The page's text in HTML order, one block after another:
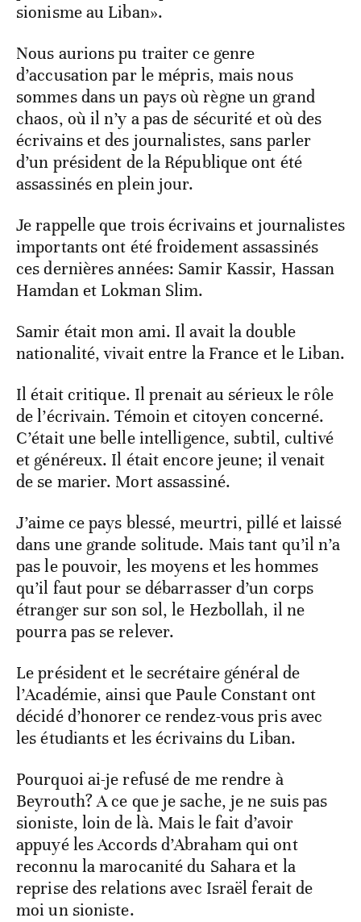
sionisme au Liban».
Nous aurions pu traiter ce genre
d’accusation par le mépris, mais nous
sommes dans un pays où règne un grand
chaos, où il n’y a pas de sécurité et où des
écrivains et des journalistes, sans parler
d’un président de la République ont été
assassinés en plein jour.
Je rappelle que trois écrivains et journalistes
importants ont été froidement assassinés
ces dernières années: Samir Kassir, Hassan
Hamdan et Lokman Slim.
Samir était mon ami. Il avait la double
nationalité, vivait entre la France et le Liban.
Il était critique. Il prenait au sérieux le rôle
de l’écrivain. Témoin et citoyen concerné.
C’était une belle intelligence, subtil, cultivé
et généreux. Il était encore jeune; il venait
de se marier. Mort assassiné.
J’aime ce pays blessé, meurtri, pillé et laissé
dans une grande solitude. Mais tant qu’il n’a
pas le pouvoir, les moyens et les hommes
qu’il faut pour se débarrasser d’un corps
étranger sur son sol, le Hezbollah, il ne
pourra pas se relever.
Le président et le secrétaire général de
l’Académie, ainsi que Paule Constant ont
décidé d’honorer ce rendez-vous pris avec
les étudiants et les écrivains du Liban.
Pourquoi ai-je refusé de me rendre à
Beyrouth? A ce que je sache, je ne suis pas
sioniste, loin de là. Mais le fait d’avoir
appuyé les Accords d’Abraham qui ont
reconnu la marocanité du Sahara et la
reprise des relations avec Israël ferait de
moi un sioniste.